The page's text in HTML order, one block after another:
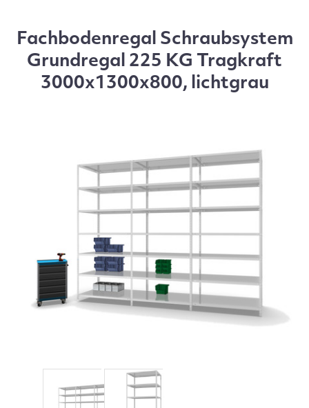
Fachbodenregal Schraubsystem
Grundregal 225 KG Tragkraft
3000x1300x800, lichtgrau